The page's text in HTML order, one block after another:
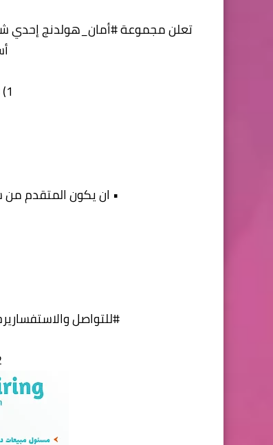
تعلن مجموعة #أمان_هولدنج إحدي
1) #مسئول_مبيعات داخل الفرع)
• ان يكون المتقدم من
#للتواصل